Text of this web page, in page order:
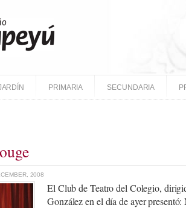
PRIMARIA SECUNDARIA
2008
El Club de Teatro del Colegio,
González en el día de ayer